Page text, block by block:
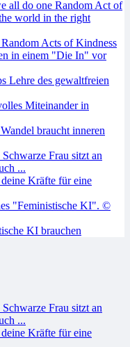
Acts of Kindness
Lehre des gewaltfreien
braucht inneren
Kräfte für eine
KI brauchen
Kräfte für eine